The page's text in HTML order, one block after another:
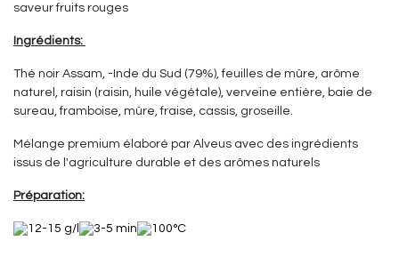
saveur fruits rouges
Ingrédients:
Thé noir Assam, -Inde du Sud (79%), feuilles de mûre, arôme
naturel, raisin (raisin, huile végétale), verveine entière, baie de
sureau, framboise, mûre, fraise, cassis, groseille.
Mélange premium élaboré par Alveus avec des ingrédients
issus de l'agriculture durable et des arômes naturels
Préparation:
12-15 g/l 3-5 min 100°C